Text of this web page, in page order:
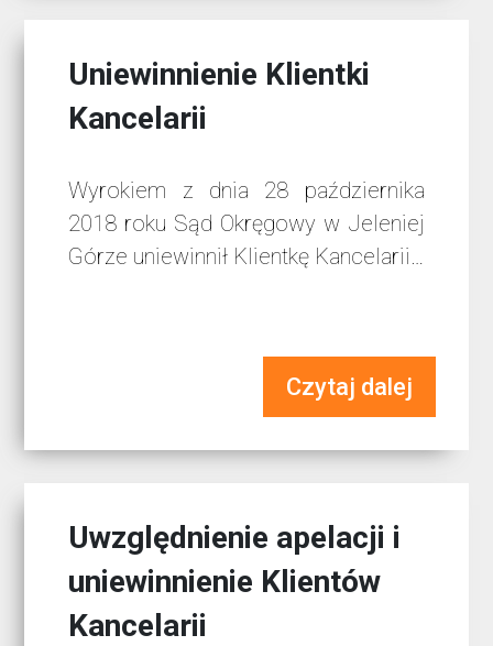
Uniewinnienie Klientki
Kancelarii
Wyrokiem z dnia 28 października
2018 roku Sąd Okręgowy w Jeleniej
Górze uniewinnił Klientkę Kancelarii…
Czytaj dalej
Uwzględnienie apelacji i
uniewinnienie Klientów
Kancelarii